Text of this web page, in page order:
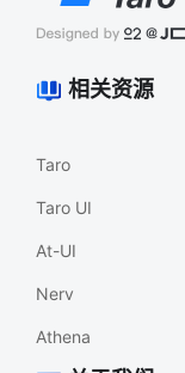
相关资源
Taro
Taro UI
At-UI
Nerv
Athena